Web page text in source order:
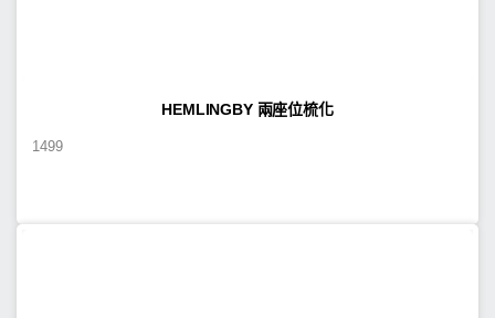
HEMLINGBY 兩座位梳化
1499